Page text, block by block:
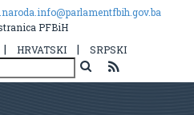
PFBiH
| HRVATSKI | SRPSKI